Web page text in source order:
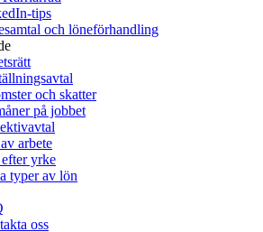
tips
och löneförhandling
och skatter
på jobbet
arbete
yrke
typer av lön
oss